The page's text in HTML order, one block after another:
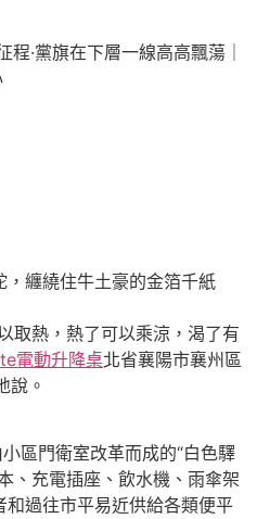
·黨旗在下層一線高高飄蕩｜
纏繞住牛土豪的金箔千紙
取熱，熱了可以乘涼，渴了有
電動升降桌北省襄陽市襄州區
說。
區門衛室改革而成的“白色驛
、充電插座、飲水機、雨傘架
過往市平易近供給各類便平